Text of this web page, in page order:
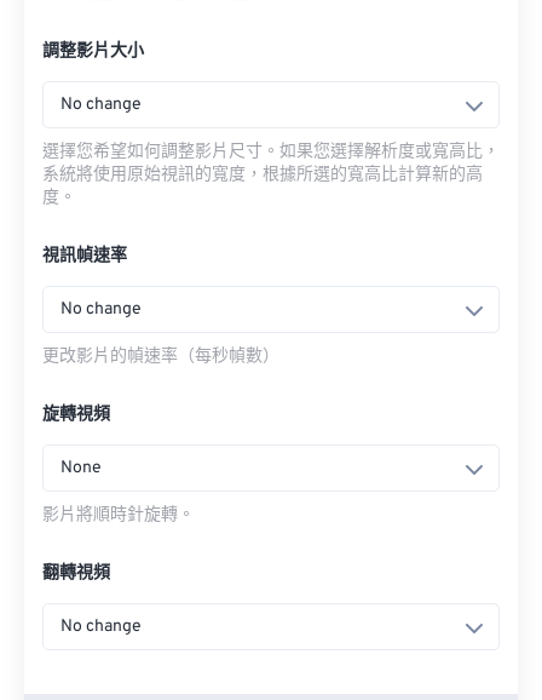
調整影片大小
No change
選擇您希望如何調整影片尺寸。如果您選擇解析度或寬高比，
系統將使用原始視訊的寬度，根據所選的寬高比計算新的高
度。
視訊幀速率
No change
更改影片的幀速率（每秒幀數）
旋轉視頻
None
影片將順時針旋轉。
翻轉視頻
No change